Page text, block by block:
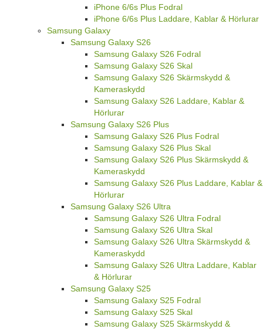
iPhone 6/6s Plus Fodral
iPhone 6/6s Plus Laddare, Kablar & Hörlurar
Samsung Galaxy
Samsung Galaxy S26
Samsung Galaxy S26 Fodral
Samsung Galaxy S26 Skal
Samsung Galaxy S26 Skärmskydd &
Kameraskydd
Samsung Galaxy S26 Laddare, Kablar &
Hörlurar
Samsung Galaxy S26 Plus
Samsung Galaxy S26 Plus Fodral
Samsung Galaxy S26 Plus Skal
Samsung Galaxy S26 Plus Skärmskydd &
Kameraskydd
Samsung Galaxy S26 Plus Laddare, Kablar &
Hörlurar
Samsung Galaxy S26 Ultra
Samsung Galaxy S26 Ultra Fodral
Samsung Galaxy S26 Ultra Skal
Samsung Galaxy S26 Ultra Skärmskydd &
Kameraskydd
Samsung Galaxy S26 Ultra Laddare, Kablar
& Hörlurar
Samsung Galaxy S25
Samsung Galaxy S25 Fodral
Samsung Galaxy S25 Skal
Samsung Galaxy S25 Skärmskydd &